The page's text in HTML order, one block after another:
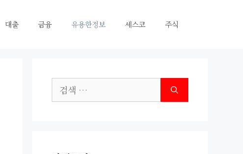
대출 금융 유용한정보 세스코 주식
색: